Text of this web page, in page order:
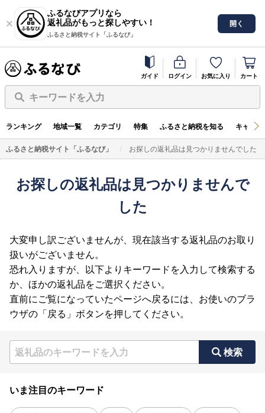
ふるなびアプリなら
返礼品がもっと探しやすい！
ふるさと納税サイト「ふるなび」
開く
ガイド ログイン お気に入り カート
キーワードを入力
ランキング 地域一覧 カテゴリ 特集 ふるさと納税を知る キャン
ふるさと納税サイト「ふるなび」 お探しの返礼品は見つかりませんでした
お探しの返礼品は見つかりませんで
した
大変申し訳ございませんが、現在該当する返礼品のお取り
扱いがございません。
恐れ入りますが、以下よりキーワードを入力して検索する
か、ほかの返礼品をご選択ください。
直前にご覧になっていたページへ戻るには、お使いのブラ
ウザの「戻る」ボタンを押してください。
検索
いま注目のキーワード